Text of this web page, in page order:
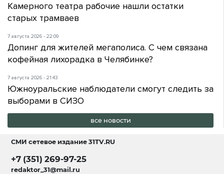
Камерного театра рабочие нашли остатки
старых трамваев
7 августа 2026 - 22:09
Допинг для жителей мегаполиса. С чем связана
кофейная лихорадка в Челябинке?
7 августа 2026 - 21:43
Южноуральские наблюдатели смогут следить за
выборами в СИЗО
все новости
СМИ сетевое издание31TV.RU
+7 (351) 269-97-25
redaktor_31@mail.ru